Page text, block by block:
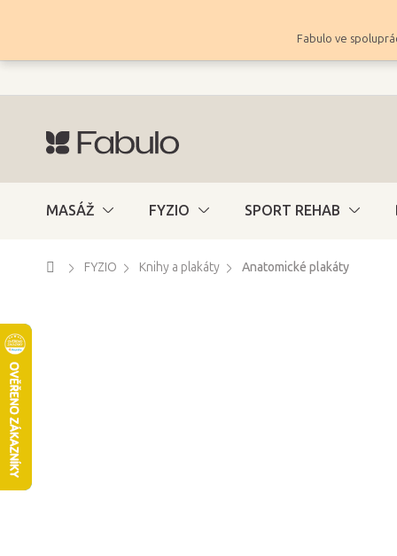
Fabulo ve
MASÁŽ FYZIO SPORT REHAB
DomůFYZIO Knihy a plakáty Anatomické plakáty